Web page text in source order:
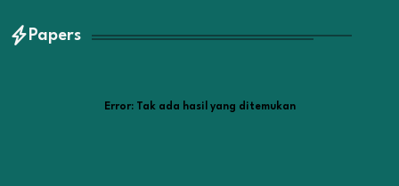
Papers
Error:Tak ada hasil yang ditemukan